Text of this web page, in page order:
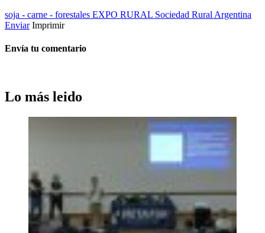
soja - carne - forestales EXPO RURAL Sociedad Rural Argentina
Enviar Imprimir
Envía tu comentario
Lo más leido